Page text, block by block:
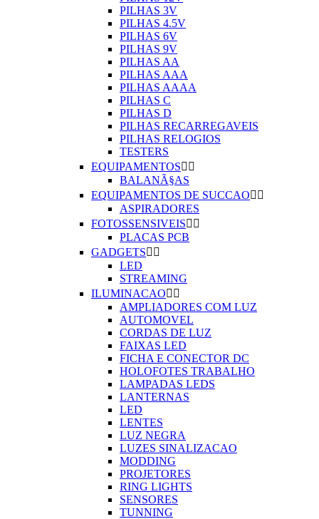
PILHAS 3V
PILHAS 4.5V
PILHAS 6V
PILHAS 9V
PILHAS AA
PILHAS AAA
PILHAS AAAA
PILHAS C
PILHAS D
PILHAS RECARREGAVEIS
PILHAS RELOGIOS
TESTERS
EQUIPAMENTOS 
BALANÃ§AS
EQUIPAMENTOS DE SUCCAO 
ASPIRADORES
FOTOSSENSIVEIS 
PLACAS PCB
GADGETS 
LED
STREAMING
ILUMINACAO 
AMPLIADORES COM LUZ
AUTOMOVEL
CORDAS DE LUZ
FAIXAS LED
FICHA E CONECTOR DC
HOLOFOTES TRABALHO
LAMPADAS LEDS
LANTERNAS
LED
LENTES
LUZ NEGRA
LUZES SINALIZACAO
MODDING
PROJETORES
RING LIGHTS
SENSORES
TUNNING